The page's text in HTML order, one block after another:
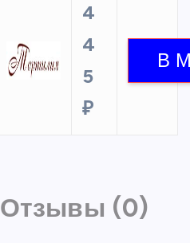
4
4
5
₽
Отзывы (0)